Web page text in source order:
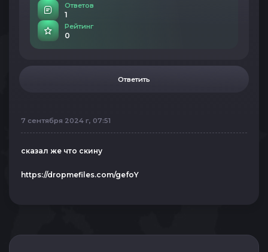
Ответов
1
Рейтинг
0
Ответить
7 сентября 2024 г, 07:51
сказал же что скину
https://dropmefiles.com/gefoY